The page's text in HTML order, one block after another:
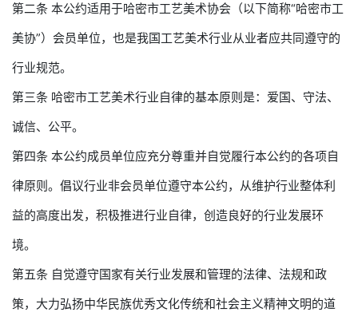
第二条 本公约适用于哈密市工艺美术协会（以下简称“哈密市工
美协”）会员单位，也是我国工艺美术行业从业者应共同遵守的
行业规范。
第三条 哈密市工艺美术行业自律的基本原则是：爱国、守法、
诚信、公平。
第四条 本公约成员单位应充分尊重并自觉履行本公约的各项自
律原则。倡议行业非会员单位遵守本公约，从维护行业整体利
益的高度出发，积极推进行业自律，创造良好的行业发展环
境。
第五条 自觉遵守国家有关行业发展和管理的法律、法规和政
策，大力弘扬中华民族优秀文化传统和社会主义精神文明的道